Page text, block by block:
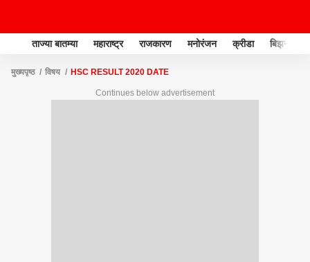
ताज्या बातम्या महाराष्ट्र राजकारण मनोरंजन क्रीडा बिझनेस
मुख्यपृष्ठ विषय HSC RESULT 2020 DATE
Continues below advertisement